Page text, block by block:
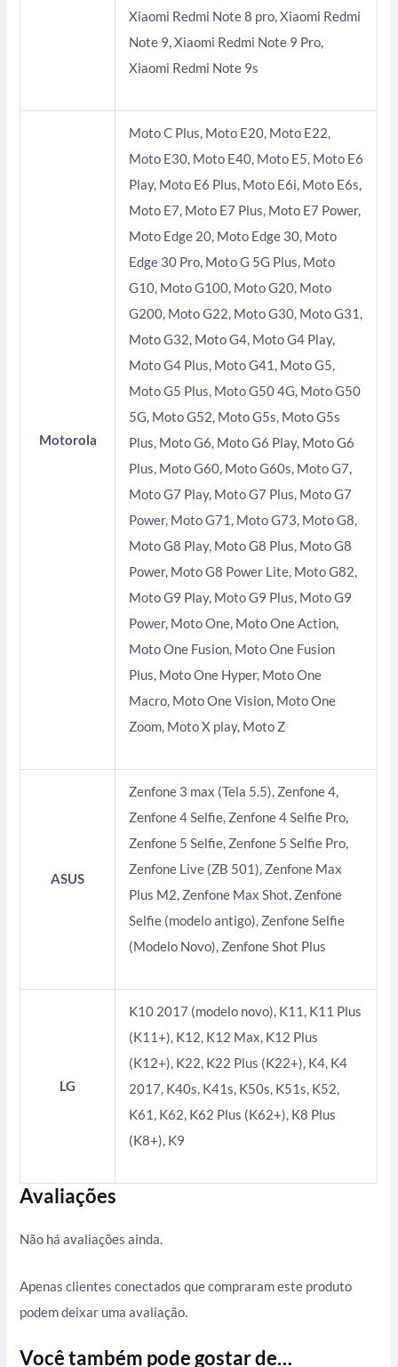
Xiaomi Redmi Note 8 pro, Xiaomi Redmi
Note 9, Xiaomi Redmi Note 9 Pro,
Xiaomi Redmi Note 9s
Motorola
Moto C Plus, Moto E20, Moto E22,
Moto E30, Moto E40, Moto E5, Moto E6
Play, Moto E6 Plus, Moto E6i, Moto E6s,
Moto E7, Moto E7 Plus, Moto E7 Power,
Moto Edge 20, Moto Edge 30, Moto
Edge 30 Pro, Moto G 5G Plus, Moto
G10, Moto G100, Moto G20, Moto
G200, Moto G22, Moto G30, Moto G31,
Moto G32, Moto G4, Moto G4 Play,
Moto G4 Plus, Moto G41, Moto G5,
Moto G5 Plus, Moto G50 4G, Moto G50
5G, Moto G52, Moto G5s, Moto G5s
Plus, Moto G6, Moto G6 Play, Moto G6
Plus, Moto G60, Moto G60s, Moto G7,
Moto G7 Play, Moto G7 Plus, Moto G7
Power, Moto G71, Moto G73, Moto G8,
Moto G8 Play, Moto G8 Plus, Moto G8
Power, Moto G8 Power Lite, Moto G82,
Moto G9 Play, Moto G9 Plus, Moto G9
Power, Moto One, Moto One Action,
Moto One Fusion, Moto One Fusion
Plus, Moto One Hyper, Moto One
Macro, Moto One Vision, Moto One
Zoom, Moto X play, Moto Z
ASUS
Zenfone 3 max (Tela 5.5), Zenfone 4,
Zenfone 4 Selfie, Zenfone 4 Selfie Pro,
Zenfone 5 Selfie, Zenfone 5 Selfie Pro,
Zenfone Live (ZB 501), Zenfone Max
Plus M2, Zenfone Max Shot, Zenfone
Selfie (modelo antigo), Zenfone Selfie
(Modelo Novo), Zenfone Shot Plus
LG
K10 2017 (modelo novo), K11, K11 Plus
(K11+), K12, K12 Max, K12 Plus
(K12+), K22, K22 Plus (K22+), K4, K4
2017, K40s, K41s, K50s, K51s, K52,
K61, K62, K62 Plus (K62+), K8 Plus
(K8+), K9
Avaliações
Não há avaliações ainda.
Apenas clientes conectados que compraram este produto
podem deixar uma avaliação.
Você também pode gostar de…